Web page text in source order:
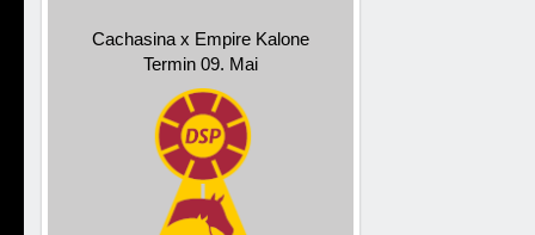
Cachasina x Empire Kalone
Termin 09. Mai